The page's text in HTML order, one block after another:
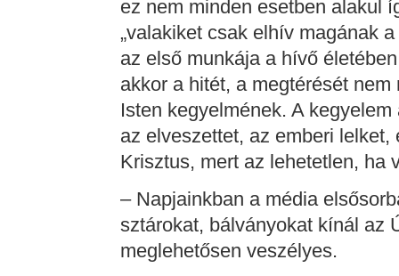
ez nem minden esetben alakul
„valakiket csak elhív magának
az első munkája a hívő
akkor a hitét, a megtérését
Isten kegyelmének. A
az elveszettet, az emberi
Krisztus, mert az lehetetlen, ha
– Napjainkban a média
sztárokat, bálványokat kínál az
meglehetősen veszélyes.